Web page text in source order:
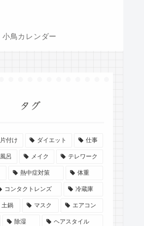
小鳥カレンダー
タグ
片付け ダイエット 仕事
風呂 メイク テレワーク
熱中症対策 体重
コンタクトレンズ 冷蔵庫
土鍋 マスク エアコン
除湿 ヘアスタイル